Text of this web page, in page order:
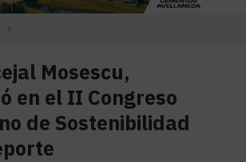
Mosescu,
en el II Congreso
de Sostenibilidad